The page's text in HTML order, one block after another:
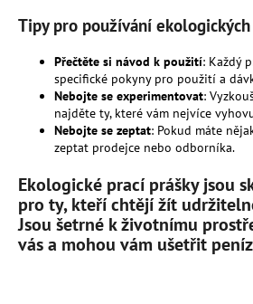
Tipy pro používání
Přečtěte si návod k použití: Každý
specifické pokyny pro použití a
Nebojte se experimentovat:
najděte ty, které vám nejvíce
Nebojte se zeptat: Pokud máte
zeptat prodejce nebo odborníka.
Ekologické prací prášky jsou
pro ty, kteří chtějí žít
Jsou šetrné k životnímu
vás a mohou vám ušetřit
A
BIOUHLÍKEM
LITRY